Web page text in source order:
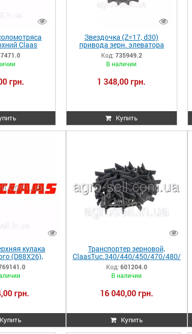
Claas
208
440/320
0006474710
грн.
Звездочка (Z=17, d30)
привода зерн. элеватора
Lex420/440/460/480/580
735949.2 735949 0007359492
Код: 735949.2
В наличии
1 348,00 грн.
Купить
кулака
(D88X26),
750/740/670/640
540 769141.0
грн.
Купить
Транспортер зерновой,
ClaasTuc.340/440/450/470/480/
18AP012119 601204.0 601204
0006012040
Код: 601204.0
В наличии
16 040,00 грн.
Купить